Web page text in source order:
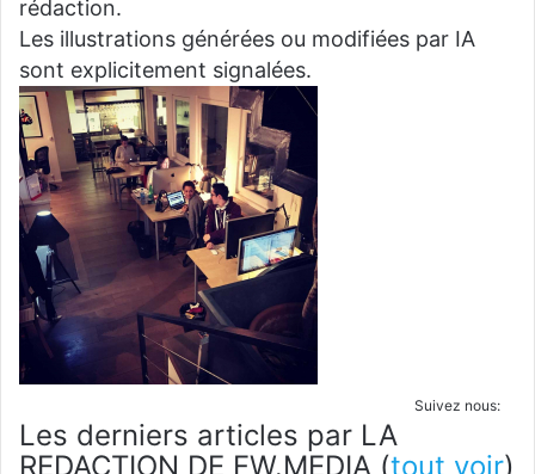
rédaction.
Les illustrations générées ou modifiées par IA
sont explicitement signalées.
Suivez nous:
Les derniers articles par LA
REDACTION DE FW.MEDIA (tout voir)